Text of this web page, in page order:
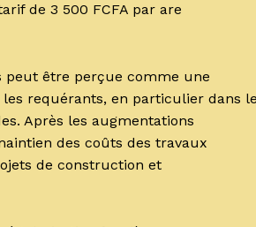
de 3 500 FCFA par are
peut être perçue comme une
requérants, en particulier dans
Après les augmentations
des coûts des travaux
de construction et